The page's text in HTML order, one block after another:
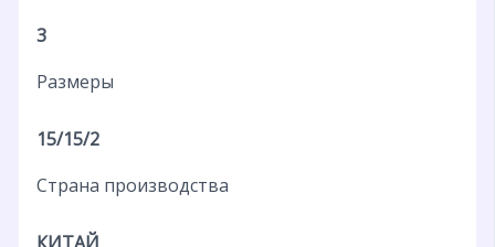
3
Размеры
15/15/2
Страна производства